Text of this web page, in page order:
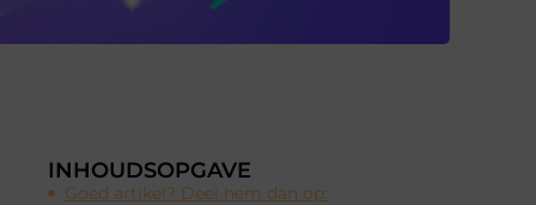
INHOUDSOPGAVE
Goed artikel? Deel hem dan op: